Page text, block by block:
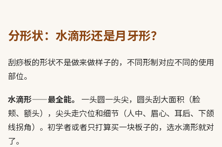
分形状：水滴形还是月牙形？
刮痧板的形状不是做来做样子的，不同形制对应不同的使用
部位。
水滴形——最全能。
一头圆一头尖，圆头刮大面积（脸
颊、额头），尖头走穴位和细节（人中、眉心、耳后、下颌
线拐角）。初学者或者只打算买一块板子的，选水滴形就对
了。